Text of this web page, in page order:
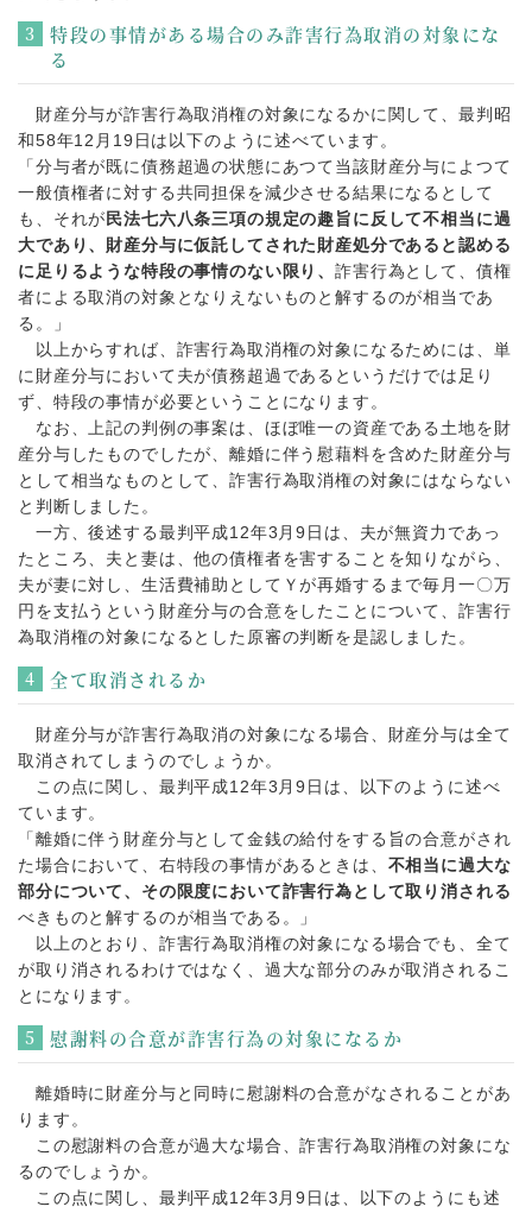
特段の事情がある場合のみ詐害行為取消の対象にな
る
財産分与が詐害行為取消権の対象になるかに関して、最判昭
和58年12月19日は以下のように述べています。
「分与者が既に債務超過の状態にあつて当該財産分与によつて
一般債権者に対する共同担保を減少させる結果になるとして
も、それが民法七六八条三項の規定の趣旨に反して不相当に過
大であり、財産分与に仮託してされた財産処分であると認める
に足りるような特段の事情のない限り、詐害行為として、債権
者による取消の対象となりえないものと解するのが相当であ
る。」
以上からすれば、詐害行為取消権の対象になるためには、単
に財産分与において夫が債務超過であるというだけでは足り
ず、特段の事情が必要ということになります。
なお、上記の判例の事案は、ほぼ唯一の資産である土地を財
産分与したものでしたが、離婚に伴う慰藉料を含めた財産分与
として相当なものとして、詐害行為取消権の対象にはならない
と判断しました。
一方、後述する最判平成12年3月9日は、夫が無資力であっ
たところ、夫と妻は、他の債権者を害することを知りながら、
夫が妻に対し、生活費補助としてＹが再婚するまで毎月一〇万
円を支払うという財産分与の合意をしたことについて、詐害行
為取消権の対象になるとした原審の判断を是認しました。
全て取消されるか
財産分与が詐害行為取消の対象になる場合、財産分与は全て
取消されてしまうのでしょうか。
この点に関し、最判平成12年3月9日は、以下のように述べ
ています。
「離婚に伴う財産分与として金銭の給付をする旨の合意がされ
た場合において、右特段の事情があるときは、 不相当に過大な
部分について、その限度において詐害行為として取り消される
べきものと解するのが相当である。」
以上のとおり、詐害行為取消権の対象になる場合でも、全て
が取り消されるわけではなく、過大な部分のみが取消されるこ
とになります。
慰謝料の合意が詐害行為の対象になるか
離婚時に財産分与と同時に慰謝料の合意がなされることがあ
ります。
この慰謝料の合意が過大な場合、詐害行為取消権の対象にな
るのでしょうか。
この点に関し、最判平成12年3月9日は、以下のようにも述